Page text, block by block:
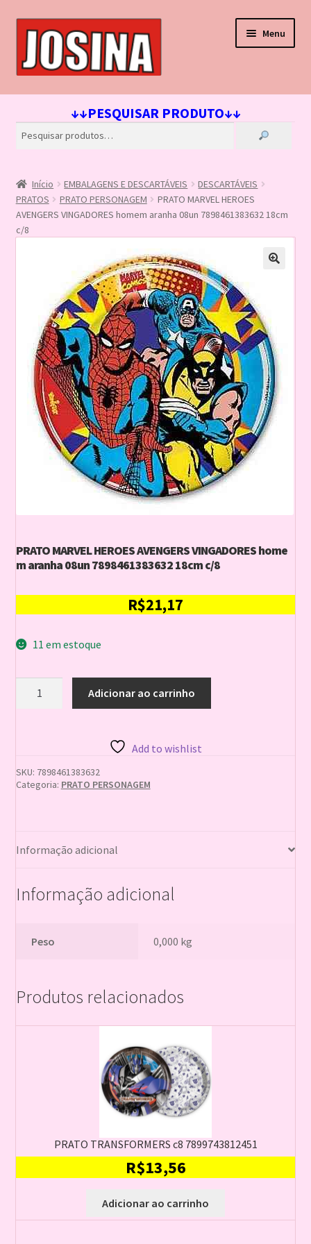
Pular
para
navegação
Pular
para
conteúdo
Menu
Início
Carrinho
Lista de Desejos
Loja
↓↓PESQUISAR PRODUTO↓↓
Início EMBALAGENS E DESCARTÁVEIS
DESCARTÁVEIS
PRATOS
PRATO PERSONAGEM
PRATO MARVEL HEROES
AVENGERS VINGADORES homem aranha 08un 7898461383632 18cm
c/8
PRATO MARVEL HEROES AVENGERS VINGADORES home
m aranha 08un 7898461383632 18cm c/8
R$21,17
11 em estoque
MARVEL
aranha
08un
Adicionar ao carrinho
Add to wishlist
SKU: 7898461383632
Categoria: PRATO PERSONAGEM
Informação adicional
Informação adicional
Peso 0,000 kg
Produtos relacionados
PRATO TRANSFORMERS c8 7899743812451
R$13,56
Adicionar ao carrinho